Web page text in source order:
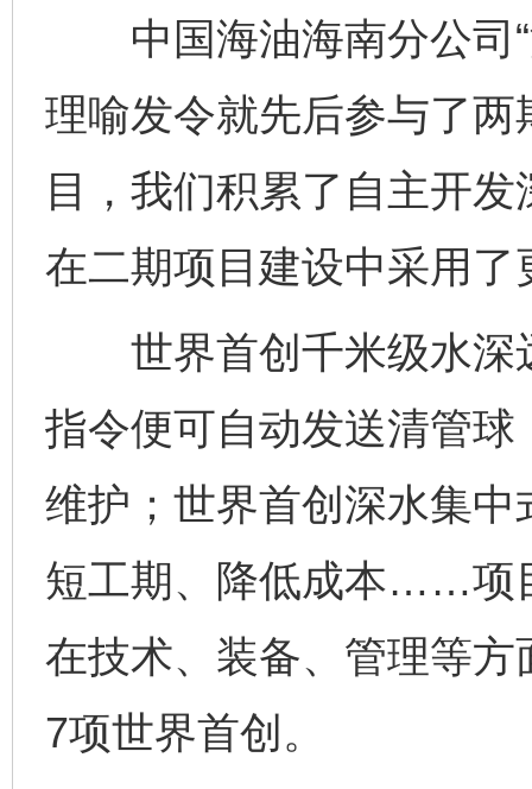
中国海油海南分公司“
理喻发令就先后参与了两
目，我们积累了自主开
在二期项目建设中采用了
世界首创千米级水深
指令便可自动发送清管
维护；世界首创深水集
短工期、降低成本……项
在技术、装备、管理等
7项世界首创。